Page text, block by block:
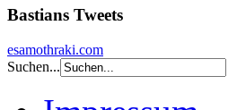
Bastians Tweets
esamothraki.com
Suchen...